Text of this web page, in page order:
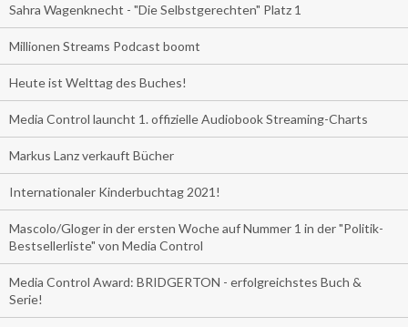
Sahra Wagenknecht - "Die Selbstgerechten" Platz 1
Millionen Streams Podcast boomt
Heute ist Welttag des Buches!
Media Control launcht 1. offizielle Audiobook Streaming-Charts
Markus Lanz verkauft Bücher
Internationaler Kinderbuchtag 2021!
Mascolo/Gloger in der ersten Woche auf Nummer 1 in der "Politik-
Bestsellerliste" von Media Control
Media Control Award: BRIDGERTON - erfolgreichstes Buch &
Serie!